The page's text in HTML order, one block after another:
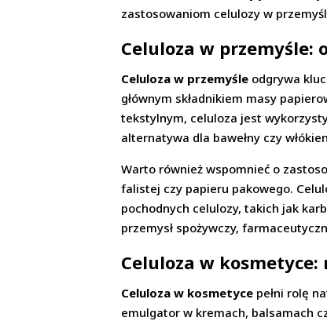
zastosowaniom celulozy w
Celuloza w
Celuloza w przemyśle odgrywa
głównym składnikiem masy
tekstylnym, celuloza jest
alternatywa dla bawełny czy
Warto również wspomnieć o
falistej czy papieru pakowego.
pochodnych celulozy, takich jak
przemysł spożywczy,
Celuloza w
Celuloza w kosmetyce pełni rolę
emulgator w kremach, balsamach